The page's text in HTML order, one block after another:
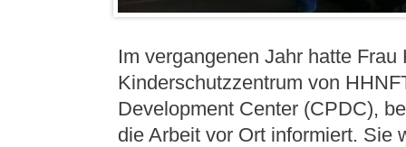
Im vergangenen Jahr hatte Frau
Kinderschutzzentrum von
Development Center (CPDC),
die Arbeit vor Ort informiert. Sie